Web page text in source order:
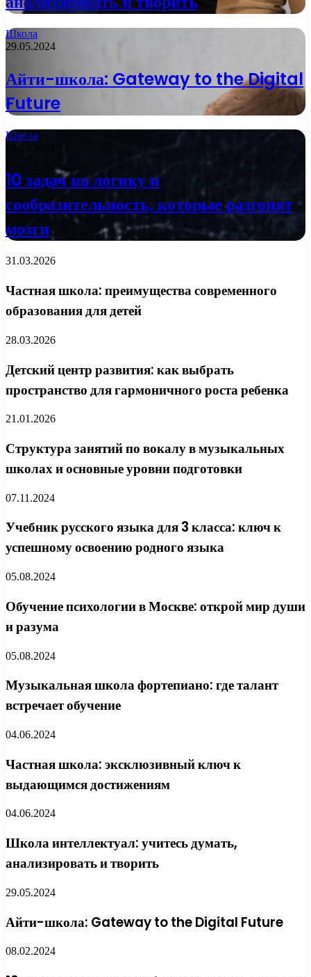
Школа
29.05.2024
Айти-школа: Gateway to the Digital
Future
Школа
08.02.2024
10 задач на логику и
сообразительность, которые разгонят
мозги
31.03.2026
Частная школа: преимущества современного
образования для детей
28.03.2026
Детский центр развития: как выбрать
пространство для гармоничного роста ребенка
21.01.2026
Структура занятий по вокалу в музыкальных
школах и основные уровни подготовки
07.11.2024
Учебник русского языка для 3 класса: ключ к
успешному освоению родного языка
05.08.2024
Обучение психологии в Москве: открой мир души
и разума
05.08.2024
Музыкальная школа фортепиано: где талант
встречает обучение
04.06.2024
Частная школа: эксклюзивный ключ к
выдающимся достижениям
04.06.2024
Школа интеллектуал: учитесь думать,
анализировать и творить
29.05.2024
Айти-школа: Gateway to the Digital Future
08.02.2024